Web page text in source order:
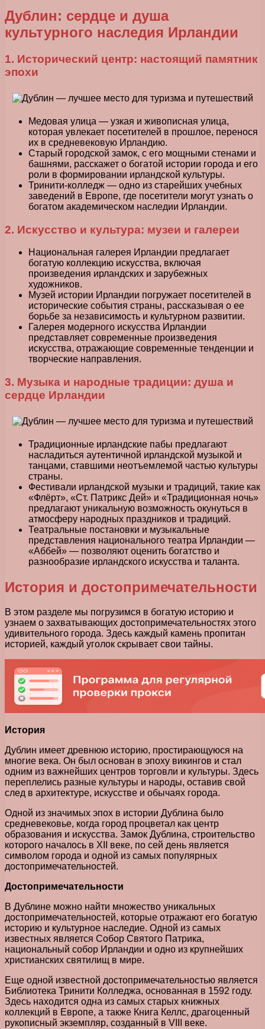
Дублин: сердце и душа
культурного наследия Ирландии
1. Исторический центр: настоящий памятник
эпохи
Медовая улица — узкая и живописная улица,
которая увлекает посетителей в прошлое, перенося
их в средневековую Ирландию.
Старый городской замок, с его мощными стенами и
башнями, расскажет о богатой истории города и его
роли в формировании ирландской культуры.
Тринити-колледж — одно из старейших учебных
заведений в Европе, где посетители могут узнать о
богатом академическом наследии Ирландии.
2. Искусство и культура: музеи и галереи
Национальная галерея Ирландии предлагает
богатую коллекцию искусства, включая
произведения ирландских и зарубежных
художников.
Музей истории Ирландии погружает посетителей в
исторические события страны, рассказывая о ее
борьбе за независимость и культурном развитии.
Галерея модерного искусства Ирландии
представляет современные произведения
искусства, отражающие современные тенденции и
творческие направления.
3. Музыка и народные традиции: душа и
сердце Ирландии
Традиционные ирландские пабы предлагают
насладиться аутентичной ирландской музыкой и
танцами, ставшими неотъемлемой частью культуры
страны.
Фестивали ирландской музыки и традиций, такие как
«Флёрт», «Ст. Патрикс Дей» и «Традиционная ночь»
предлагают уникальную возможность окунуться в
атмосферу народных праздников и традиций.
Театральные постановки и музыкальные
представления национального театра Ирландии —
«Аббей» — позволяют оценить богатство и
разнообразие ирландского искусства и таланта.
История и достопримечательности
В этом разделе мы погрузимся в богатую историю и
узнаем о захватывающих достопримечательностях этого
удивительного города. Здесь каждый камень пропитан
историей, каждый уголок скрывает свои тайны.
История
Дублин имеет древнюю историю, простирающуюся на
многие века. Он был основан в эпоху викингов и стал
одним из важнейших центров торговли и культуры. Здесь
переплелись разные культуры и народы, оставив свой
след в архитектуре, искусстве и обычаях города.
Одной из значимых эпох в истории Дублина было
средневековье, когда город процветал как центр
образования и искусства. Замок Дублина, строительство
которого началось в XII веке, по сей день является
символом города и одной из самых популярных
достопримечательностей.
Достопримечательности
В Дублине можно найти множество уникальных
достопримечательностей, которые отражают его богатую
историю и культурное наследие. Одной из самых
известных является Собор Святого Патрика,
национальный собор Ирландии и одно из крупнейших
христианских святилищ в мире.
Еще одной известной достопримечательностью является
Библиотека Тринити Колледжа, основанная в 1592 году.
Здесь находится одна из самых старых книжных
коллекций в Европе, а также Книга Келлс, драгоценный
рукописный экземпляр, созданный в VIII веке.